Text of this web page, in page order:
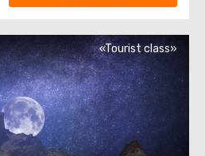
«Tourist class»